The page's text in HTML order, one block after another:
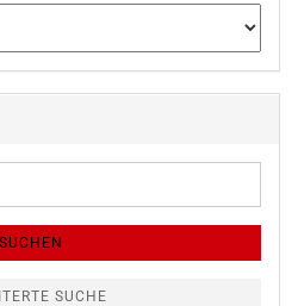
SUCHEN
SUCHE